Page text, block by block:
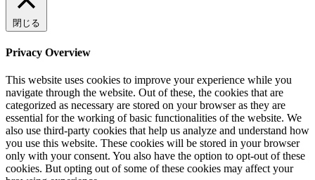
閉じる
Privacy Overview
This website uses cookies to improve your experience while you
navigate through the website. Out of these, the cookies that are
categorized as necessary are stored on your browser as they are
essential for the working of basic functionalities of the website. We
also use third-party cookies that help us analyze and understand how
you use this website. These cookies will be stored in your browser
only with your consent. You also have the option to opt-out of these
cookies. But opting out of some of these cookies may affect your